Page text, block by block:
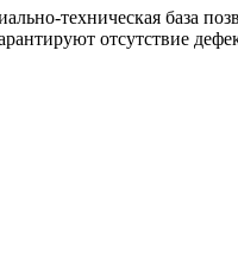
техническая база
отсутствие